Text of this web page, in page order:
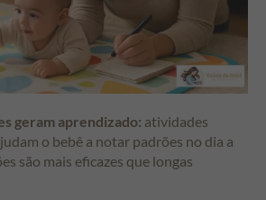
geram aprendizado: atividades
o bebê a notar padrões no dia a
são mais eficazes que longas